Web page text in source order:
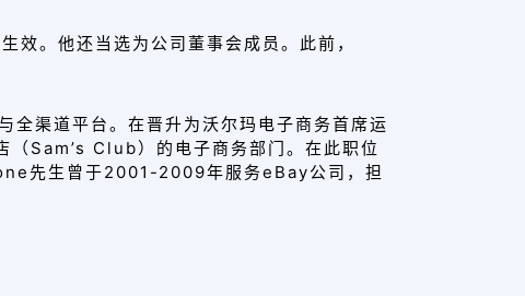
效。他还当选为公司董事会成员。此前，
全渠道平台。在晋升为沃尔玛电子商务首席运
Sam’s Club）的电子商务部门。在此职位
先生曾于2001-2009年服务eBay公司， 担